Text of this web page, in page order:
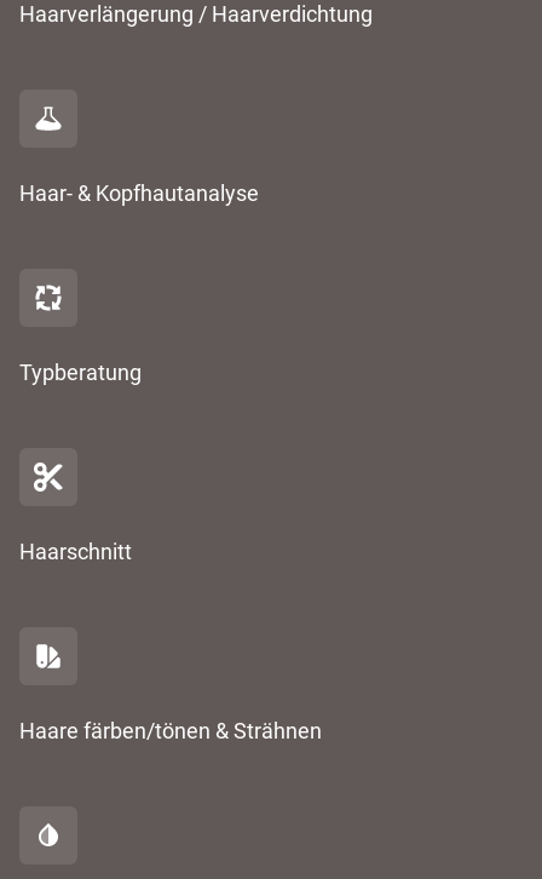
Haarverlängerung / Haarverdichtung
Haar- & Kopfhautanalyse
Typberatung
Haarschnitt
Haare färben/tönen & Strähnen